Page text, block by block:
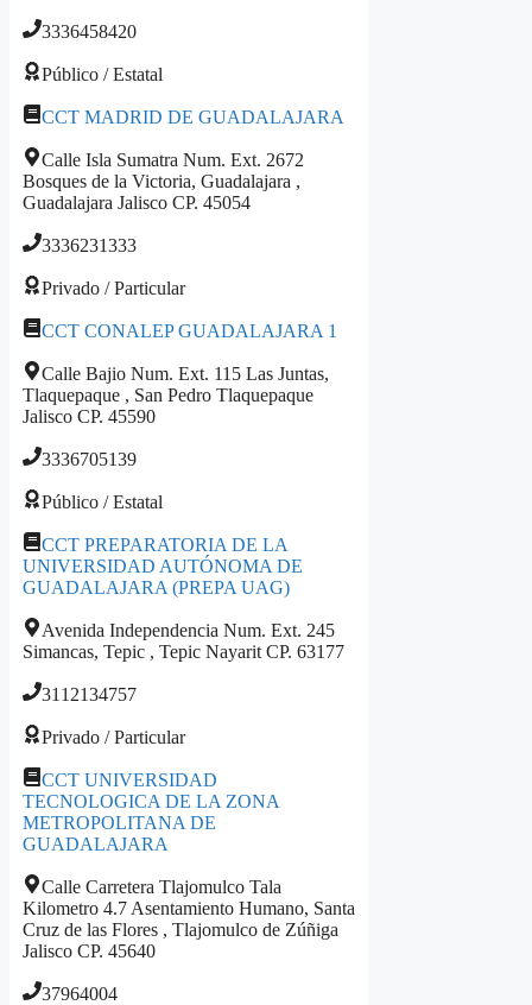
3336458420
Público / Estatal
CCT MADRID DE GUADALAJARA
Calle Isla Sumatra Num. Ext. 2672
Bosques de la Victoria, Guadalajara ,
Guadalajara Jalisco CP. 45054
3336231333
Privado / Particular
CCT CONALEP GUADALAJARA 1
Calle Bajio Num. Ext. 115 Las Juntas,
Tlaquepaque , San Pedro Tlaquepaque
Jalisco CP. 45590
3336705139
Público / Estatal
CCT PREPARATORIA DE LA
UNIVERSIDAD AUTÓNOMA DE
GUADALAJARA (PREPA UAG)
Avenida Independencia Num. Ext. 245
Simancas, Tepic , Tepic Nayarit CP. 63177
3112134757
Privado / Particular
CCT UNIVERSIDAD
TECNOLOGICA DE LA ZONA
METROPOLITANA DE
GUADALAJARA
Calle Carretera Tlajomulco Tala
Kilometro 4.7 Asentamiento Humano, Santa
Cruz de las Flores , Tlajomulco de Zúñiga
Jalisco CP. 45640
37964004